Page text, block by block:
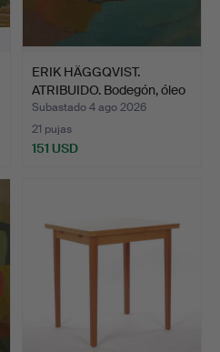
ERIK HÄGGQVIST.
ATRIBUIDO. Bodegón, óleo
s…
Subastado 4 ago 2026
21 pujas
151 USD